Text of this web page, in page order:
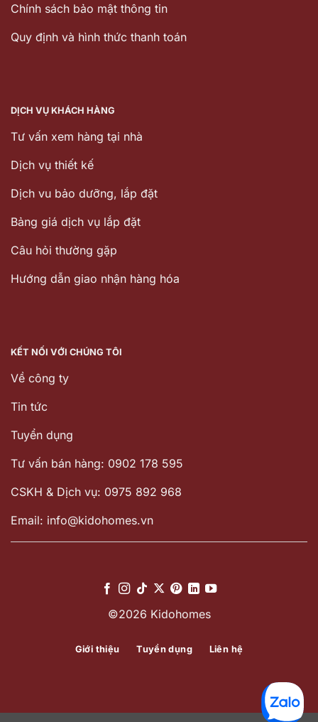
Chính sách bảo mật thông tin
Quy định và hình thức thanh toán
DỊCH VỤ KHÁCH HÀNG
Tư vấn xem hàng tại nhà
Dịch vụ thiết kế
Dịch vu bảo dưỡng, lắp đặt
Bảng giá dịch vụ lắp đặt
Câu hỏi thường gặp
Hướng dẫn giao nhận hàng hóa
KẾT NỐI VỚI CHÚNG TÔI
Về công ty
Tin tức
Tuyển dụng
Tư vấn bán hàng: 0902 178 595
CSKH & Dịch vụ: 0975 892 968
Email: info@kidohomes.vn
©2026 Kidohomes
Giới thiệu Tuyển dụng Liên hệ